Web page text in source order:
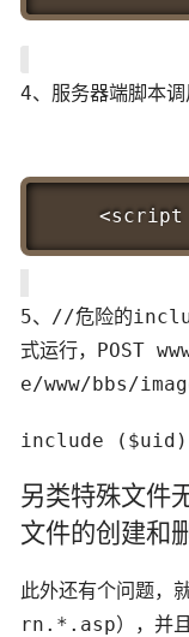
4、服务器端脚本
<script
5、//危险的
式运行，POST
e/www/bbs/
include
另类特殊文件
文件的创建和
此外还有个问题，
rn.*.asp），并且